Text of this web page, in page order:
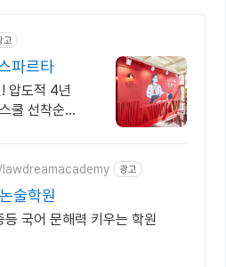
고
파르타
압도적 4년
쿨 선착순
광고
술학원
국어 문해력 키우는 학원